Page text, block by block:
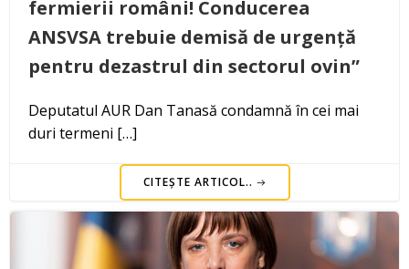
fermierii români! Conducerea
ANSVSA trebuie demisă de urgență
pentru dezastrul din sectorul ovin”
Deputatul AUR Dan Tanasă condamnă în cei mai
duri termeni […]
CITEȘTE ARTICOL..